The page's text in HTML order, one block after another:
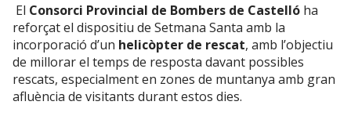
El Consorci Provincial de Bombers de Castelló ha
reforçat el dispositiu de Setmana Santa amb la
incorporació d’un helicòpter de rescat, amb l’objectiu
de millorar el temps de resposta davant possibles
rescats, especialment en zones de muntanya amb gran
afluència de visitants durant estos dies.